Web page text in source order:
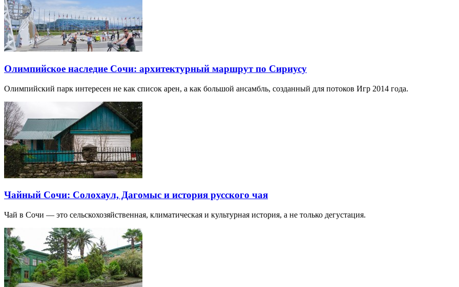
Олимпийское наследие Сочи: архитектурный маршрут по Сириусу
Олимпийский парк интересен не как список арен, а как большой ансамбль, созданный для потоков Игр 2014 года.
Чайный Сочи: Солохаул, Дагомыс и история русского чая
Чай в Сочи — это сельскохозяйственная, климатическая и культурная история, а не только дегустация.